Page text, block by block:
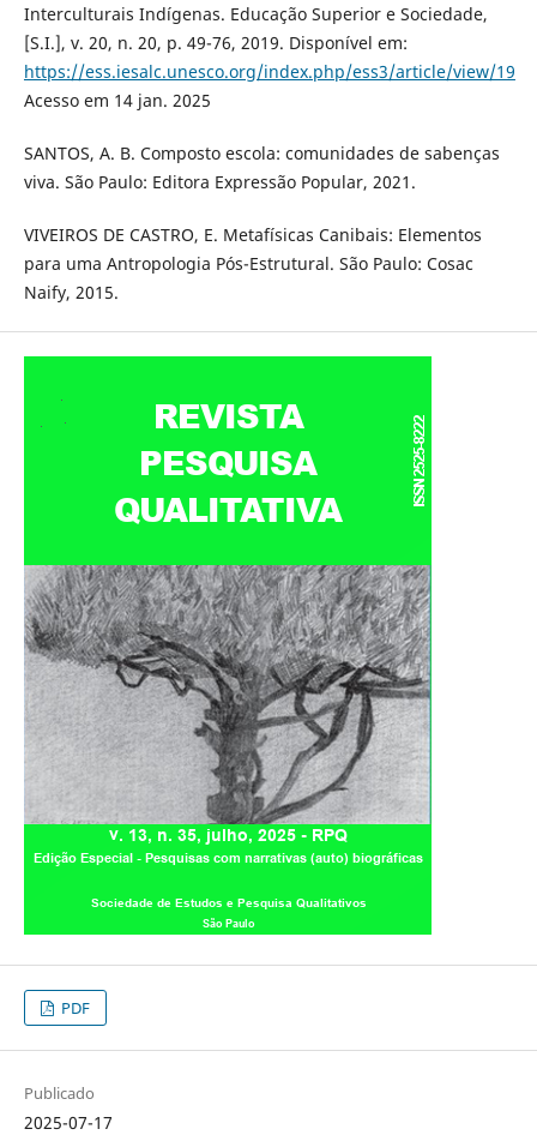
Interculturais Indígenas. Educação Superior e Sociedade,
[S.I.], v. 20, n. 20, p. 49-76, 2019. Disponível em:
https://ess.iesalc.unesco.org/index.php/ess3/article/view/19
Acesso em 14 jan. 2025
SANTOS, A. B. Composto escola: comunidades de sabenças
viva. São Paulo: Editora Expressão Popular, 2021.
VIVEIROS DE CASTRO, E. Metafísicas Canibais: Elementos
para uma Antropologia Pós-Estrutural. São Paulo: Cosac
Naify, 2015.
PDF
Publicado
2025-07-17